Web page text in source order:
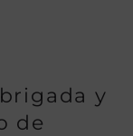
y
de